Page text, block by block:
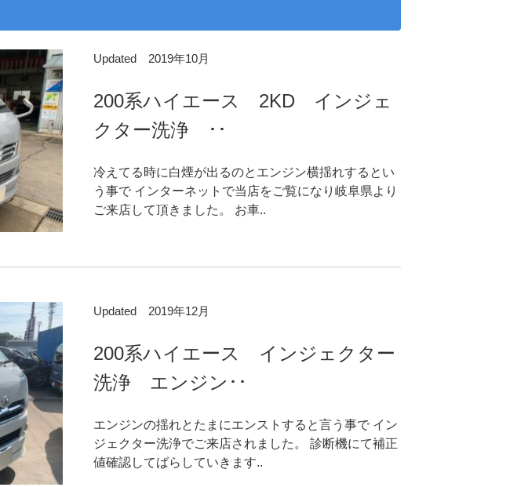
Updated 2019年10月
200系ハイエース 2KD インジェ
クター洗浄 ･･
冷えてる時に白煙が出るのとエンジン横揺れするとい
う事で インターネットで当店をご覧になり岐阜県より
ご来店して頂きました。 お車..
Updated 2019年12月
200系ハイエース インジェクター
洗浄 エンジン･･
エンジンの揺れとたまにエンストすると言う事で イン
ジェクター洗浄でご来店されました。 診断機にて補正
値確認してばらしていきます..